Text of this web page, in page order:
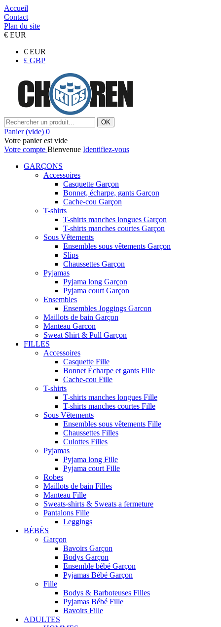
Accueil
Contact
Plan du site
€ EUR
€ EUR
£ GBP
OK
Panier (vide) 0
Votre panier est vide
Votre compte Bienvenue Identifiez-vous
GARÇONS
Accessoires
Casquette Garçon
Bonnet, écharpe, gants Garçon
Cache-cou Garçon
T-shirts
T-shirts manches longues Garçon
T-shirts manches courtes Garçon
Sous Vêtements
Ensembles sous vêtements Garçon
Slips
Chaussettes Garçon
Pyjamas
Pyjama long Garçon
Pyjama court Garçon
Ensembles
Ensembles Joggings Garcon
Maillots de bain Garçon
Manteau Garcon
Sweat Shirt & Pull Garçon
FILLES
Accessoires
Casquette Fille
Bonnet Écharpe et gants Fille
Cache-cou Fille
T-shirts
T-shirts manches longues Fille
T-shirts manches courtes Fille
Sous Vêtements
Ensembles sous vêtements Fille
Chaussettes Filles
Culottes Filles
Pyjamas
Pyjama long Fille
Pyjama court Fille
Robes
Maillots de bain Filles
Manteau Fille
Sweats-shirts & Sweats a fermeture
Pantalons Fille
Leggings
BÉBÉS
Garçon
Bavoirs Garçon
Bodys Garçon
Ensemble bébé Garçon
Pyjamas Bébé Garçon
Fille
Bodys & Barboteuses Filles
Pyjamas Bébé Fille
Bavoirs Fille
ADULTES